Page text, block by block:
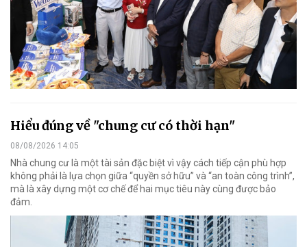
Hiểu đúng về "chung cư có thời hạn"
08/08/2026 14:05
Nhà chung cư là một tài sản đặc biệt vì vậy cách tiếp cận phù hợp
không phải là lựa chọn giữa “quyền sở hữu” và “an toàn công trình”,
mà là xây dựng một cơ chế để hai mục tiêu này cùng được bảo
đảm.